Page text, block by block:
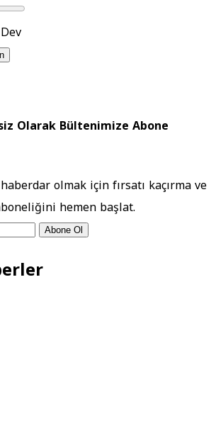
Dev
Olarak Bültenimize Abone
olmak için fırsatı kaçırma ve
hemen başlat.
Abone Ol